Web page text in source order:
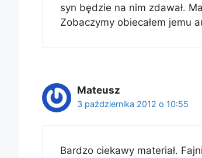
syn będzie na nim zdawał.
Zobaczymy obiecałem jemu
Mateusz
3 października 2012 o 10:55
Bardzo ciekawy materiał.